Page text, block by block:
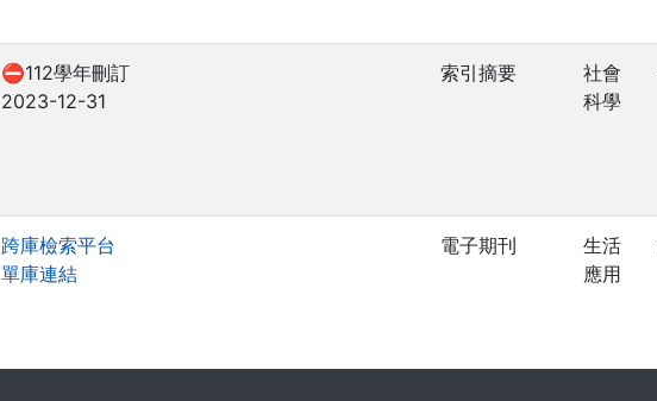
⛔112學年刪訂
2023-12-31
索引摘要
社會
科學
跨庫檢索平台
單庫連結
電子期刊
生活
應用